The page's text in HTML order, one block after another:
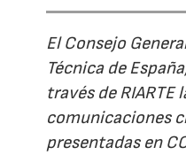
El Consejo
Técnica de
través de RIARTE
comunicaciones
presentadas en